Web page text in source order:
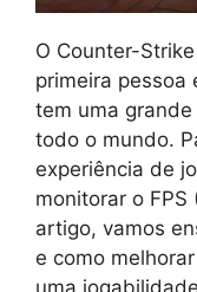
O Counter-
primeira pessoa
tem uma
todo o mundo.
experiência de
monitorar o FPS
artigo, vamos
e como
uma